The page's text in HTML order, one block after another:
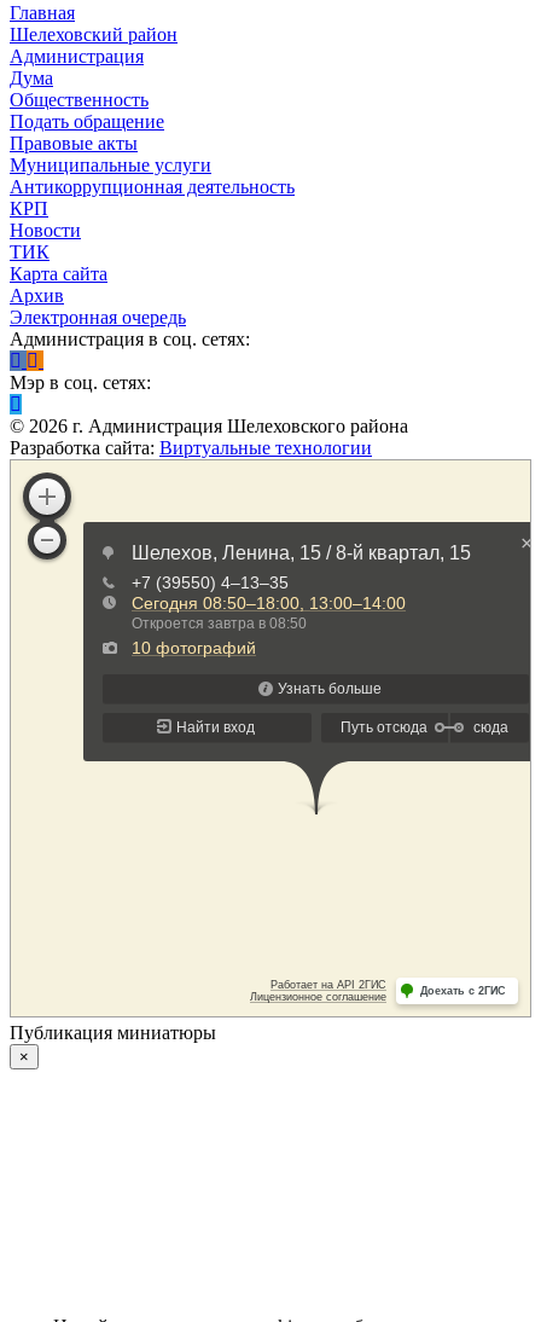
Главная
Шелеховский район
Администрация
Дума
Общественность
Подать обращение
Правовые акты
Муниципальные услуги
Антикоррупционная деятельность
КРП
Новости
ТИК
Карта сайта
Архив
Электронная очередь
Администрация в соц. сетях:
Мэр в соц. сетях:
© 2026 г. Администрация Шелеховского района
Разработка сайта: Виртуальные технологии
Публикация миниатюры
×